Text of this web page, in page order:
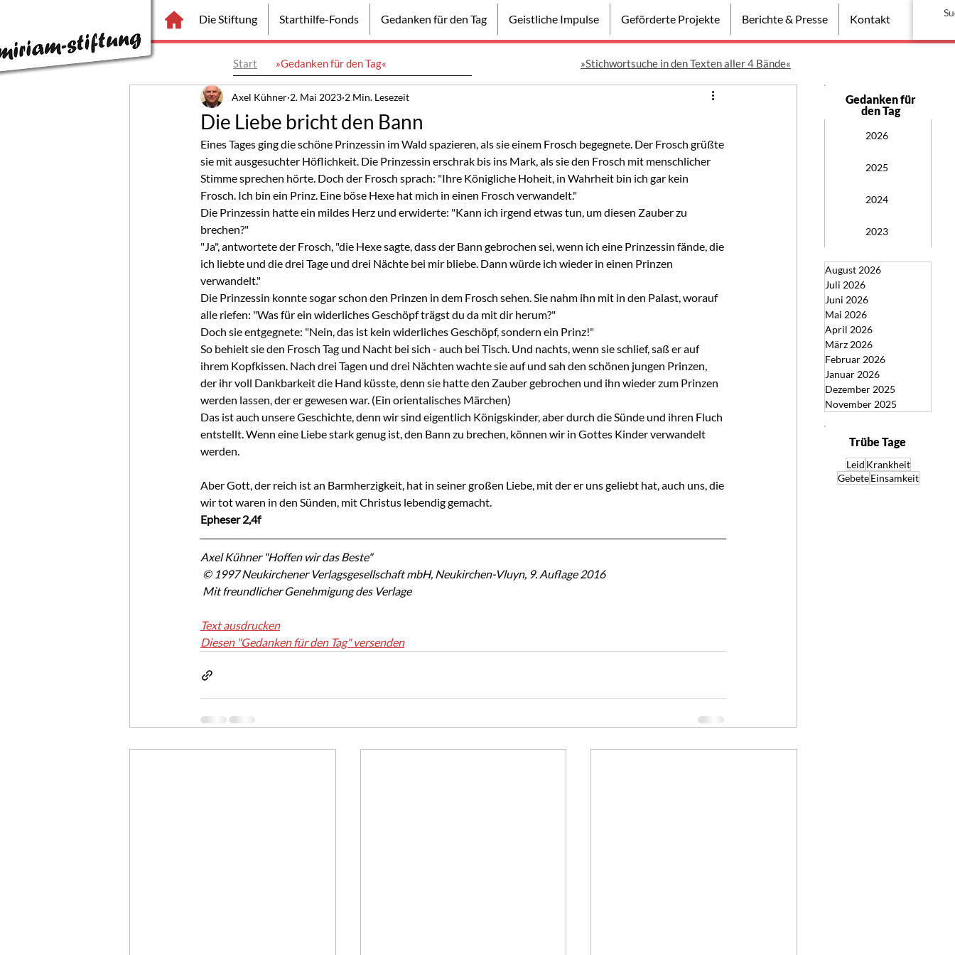
Die Stiftung Starthilfe-Fonds Gedanken für den Tag Geistliche Impulse Geförderte Projekte Berichte & Presse Kontakt
Start »Gedanken für den Tag«
Die Liebe bricht den Bann
Axel Kühner 2. Mai 2023 2 Min. Lesezeit
Eines Tages ging die schöne Prinzessin im Wald spazieren, als sie einem Frosch begegnete. Der Frosch grüßte
sie mit ausgesuchter Höflichkeit. Die Prinzessin erschrak bis ins Mark, als sie den Frosch mit menschlicher
Stimme sprechen hörte. Doch der Frosch sprach: "Ihre Königliche Hoheit, in Wahrheit bin ich gar kein
Frosch. Ich bin ein Prinz. Eine böse Hexe hat mich in einen Frosch verwandelt."
Die Prinzessin hatte ein mildes Herz und erwiderte: "Kann ich irgend etwas tun, um diesen Zauber zu
brechen?"
"Ja", antwortete der Frosch, "die Hexe sagte, dass der Bann gebrochen sei, wenn ich eine Prinzessin fände, die
ich liebte und die drei Tage und drei Nächte bei mir bliebe. Dann würde ich wieder in einen Prinzen
verwandelt."
Die Prinzessin konnte sogar schon den Prinzen in dem Frosch sehen. Sie nahm ihn mit in den Palast, worauf
alle riefen: "Was für ein widerliches Geschöpf trägst du da mit dir herum?"
Doch sie entgegnete: "Nein, das ist kein widerliches Geschöpf, sondern ein Prinz!"
So behielt sie den Frosch Tag und Nacht bei sich - auch bei Tisch. Und nachts, wenn sie schlief, saß er auf
ihrem Kopfkissen. Nach drei Tagen und drei Nächten wachte sie auf und sah den schönen jungen Prinzen,
der ihr voll Dankbarkeit die Hand küsste, denn sie hatte den Zauber gebrochen und ihn wieder zum Prinzen
werden lassen, der er gewesen war. (Ein orientalisches Märchen)
Das ist auch unsere Geschichte, denn wir sind eigentlich Königskinder, aber durch die Sünde und ihren Fluch
entstellt. Wenn eine Liebe stark genug ist, den Bann zu brechen, können wir in Gottes Kinder verwandelt
werden.
Aber Gott, der reich ist an Barmherzigkeit, hat in seiner großen Liebe, mit der er uns geliebt hat, auch uns, die
wir tot waren in den Sünden, mit Christus lebendig gemacht.
Epheser 2,4f
Axel Kühner "Hoffen wir das Beste"
© 1997 Neukirchener Verlagsgesellschaft mbH, Neukirchen-Vluyn, 9. Auflage 2016
Mit freundlicher Genehmigung des Verlage
Text ausdrucken
Diesen "Gedanken für den Tag" versenden
Gedanken für
den Tag
2026
2025
2024
2023
August 2026
Juli 2026
Juni 2026
Mai 2026
April 2026
März 2026
Februar 2026
Januar 2026
Dezember 2025
November 2025
»Stichwortsuche in den Texten aller 4 Bände«
Trübe Tage
Leid Krankheit
Gebete Einsamkeit